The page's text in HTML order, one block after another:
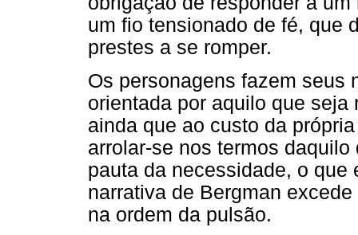
um fio tensionado de fé, que
prestes a se romper.
Os personagens fazem seus
orientada por aquilo que
ainda que ao custo da
arrolar-se nos termos
pauta da necessidade, o que
narrativa de Bergman
na ordem da pulsão.